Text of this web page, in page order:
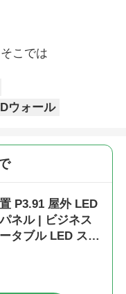
こでは
ウォール
P3.91 屋外 LED
ネル | ビジネス
タブル LED スク